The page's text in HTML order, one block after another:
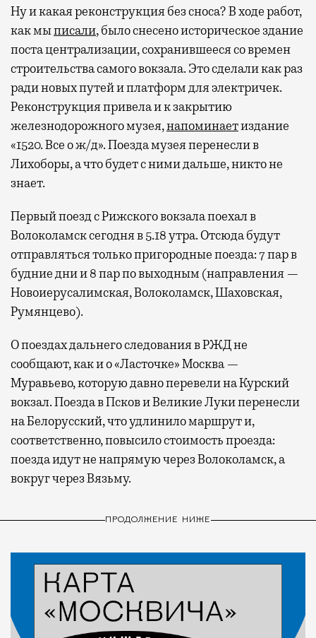
Ну и какая реконструкция без сноса? В ходе работ,
как мыписали, было снесено историческое здание
поста централизации, сохранившееся со времен
строительства самого вокзала. Это сделали как раз
ради новых путей и платформ для электричек.
Реконструкция привела и к закрытию
железнодорожного музея,напоминаетиздание
«1520. Все о ж/д». Поезда музея перенесли в
Лихоборы, а что будет с ними дальше, никто не
знает.
Первый поезд с Рижского вокзала поехал в
Волоколамск сегодня в 5.18 утра. Отсюда будут
отправляться только пригородные поезда: 7 пар в
будние дни и 8 пар по выходным (направления —
Новоиерусалимская, Волоколамск, Шаховская,
Румянцево).
О поездах дальнего следования в РЖД не
сообщают, как и о «Ласточке» Москва —
Муравьево, которую давно перевели на Курский
вокзал. Поезда в Псков и Великие Луки перенесли
на Белорусский, что удлинило маршрут и,
соответственно, повысило стоимость проезда:
поезда идут не напрямую через Волоколамск, а
вокруг через Вязьму.
ПРОДОЛЖЕНИЕ НИЖЕ